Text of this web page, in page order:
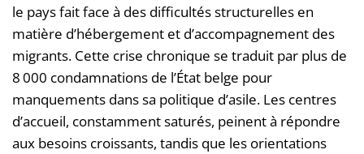
le pays fait face à des difficultés structurelles en
matière d’hébergement et d’accompagnement des
migrants. Cette crise chronique se traduit par plus de
8 000 condamnations de l’État belge pour
manquements dans sa politique d’asile. Les centres
d’accueil, constamment saturés, peinent à répondre
aux besoins croissants, tandis que les orientations